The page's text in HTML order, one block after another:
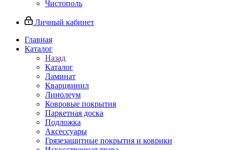
Чистополь
Личный кабинет
Главная
Каталог
Назад
Каталог
Ламинат
Кварцвинил
Линолеум
Ковровые покрытия
Паркетная доска
Подложка
Аксессуары
Грязезащитные покрытия и коврики